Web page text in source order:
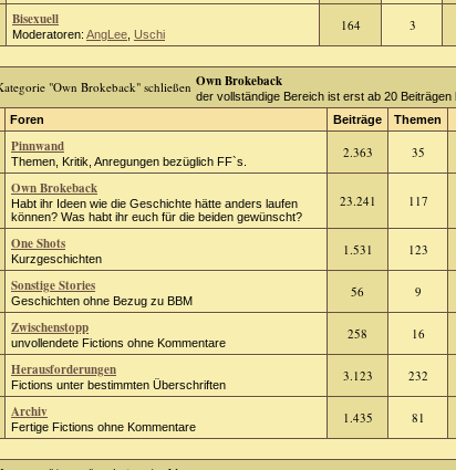
Bisexuell
Moderatoren: AngLee Uschi
164 3
Own Brokeback
der vollständige Bereich ist erst ab 20 Beiträgen
Foren
Beiträge Themen
Pinnwand
Themen, Kritik, Anregungen bezüglich FF`s.
2.363 35
Own Brokeback
Habt ihr Ideen wie die Geschichte hätte anders laufen
können? Was habt ihr euch für die beiden gewünscht?
23.241 117
One Shots
Kurzgeschichten
1.531 123
Sonstige Stories
Geschichten ohne Bezug zu BBM
56 9
Zwischenstopp
unvollendete Fictions ohne Kommentare
258 16
Herausforderungen
Fictions unter bestimmten Überschriften
3.123 232
Archiv
Fertige Fictions ohne Kommentare
1.435 81